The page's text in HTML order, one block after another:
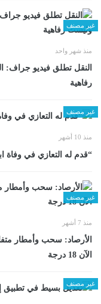
غير مصنف
منذ شهر واحد
​النقل تطلق فيديو جراف:
رفاهية
غير مصنف
منذ 10 أشهر
“قدم له التعازي في وفاة
غير مصنف
منذ 7 أشهر
الأرصاد: سحب وأمطار
الآن 18 درجة
غير مصنف